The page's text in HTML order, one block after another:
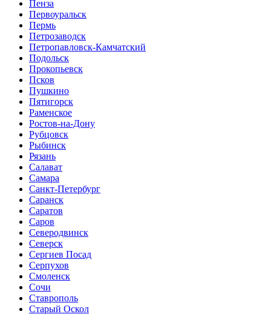
Пенза
Первоуральск
Пермь
Петрозаводск
Петропавловск-Камчатский
Подольск
Прокопьевск
Псков
Пушкино
Пятигорск
Раменское
Ростов-на-Дону
Рубцовск
Рыбинск
Рязань
Салават
Самара
Санкт-Петербург
Саранск
Саратов
Саров
Северодвинск
Северск
Сергиев Посад
Серпухов
Смоленск
Сочи
Ставрополь
Старый Оскол